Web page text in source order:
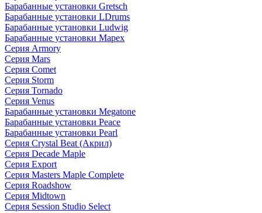
Барабанные установки Gretsch
Барабанные установки LDrums
Барабанные установки Ludwig
Барабанные установки Mapex
Серия Armory
Серия Mars
Серия Comet
Серия Storm
Серия Tornado
Серия Venus
Барабанные установки Megatone
Барабанные установки Peace
Барабанные установки Pearl
Серия Crystal Beat (Акрил)
Серия Decade Maple
Серия Export
Серия Masters Maple Complete
Серия Roadshow
Серия Midtown
Серия Session Studio Select